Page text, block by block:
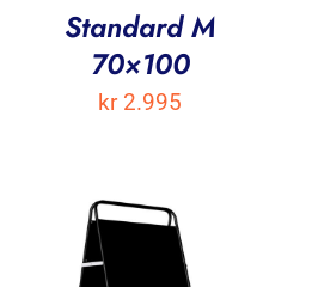
Standard M
70×100
kr2.995